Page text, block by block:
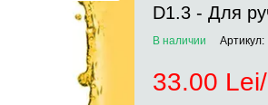
D1.3 - Для
В наличии Артикул:
33.00